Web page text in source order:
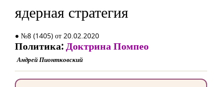
ядерная стратегия
● №8 (1405) от 20.02.2020
Политика:Доктрина Помпео
Андрей Пионтковский